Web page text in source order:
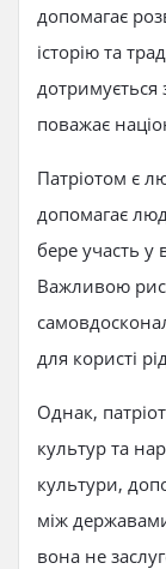
допомагає
історію та
дотримується
поважає
Патріотом є
допомагає
бере участь у
Важливою
для користі
Однак,
культур та
культури,
між
вона не